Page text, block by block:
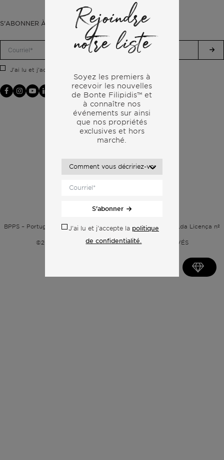
S'ABONNER À NOTRE LETTRE D'INFORMATION
J'ai lu et j'accepte la
BPPS – Portugal Property Services – Mediação Imobiliária, Lda Licença nº
©2026
BONTE FILIPIDIS — TOUS DROITS RÉSERVÉS
Rejoindre
notre liste
Soyez les premiers à
recevoir les nouvelles
de Bonte Filipidis™ et
à connaître nos
événements surainsi
que nos propriétés
exclusives et hors
marché.
S'abonner
J'ai lu et j'accepte la politique
de confidentialité.